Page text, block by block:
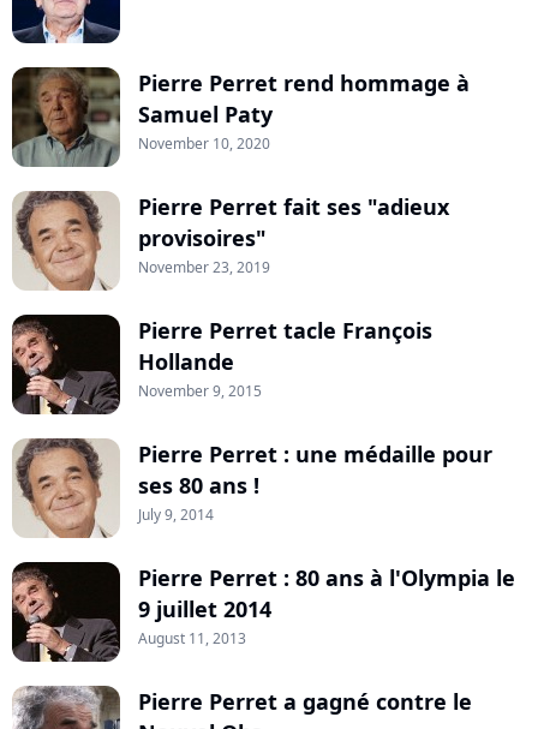
Pierre Perret rend hommage à
Samuel Paty
November 10, 2020
Pierre Perret fait ses "adieux
provisoires"
November 23, 2019
Pierre Perret tacle François
Hollande
November 9, 2015
Pierre Perret : une médaille pour
ses 80 ans !
July 9, 2014
Pierre Perret : 80 ans à l'Olympia le
9 juillet 2014
August 11, 2013
Pierre Perret a gagné contre le